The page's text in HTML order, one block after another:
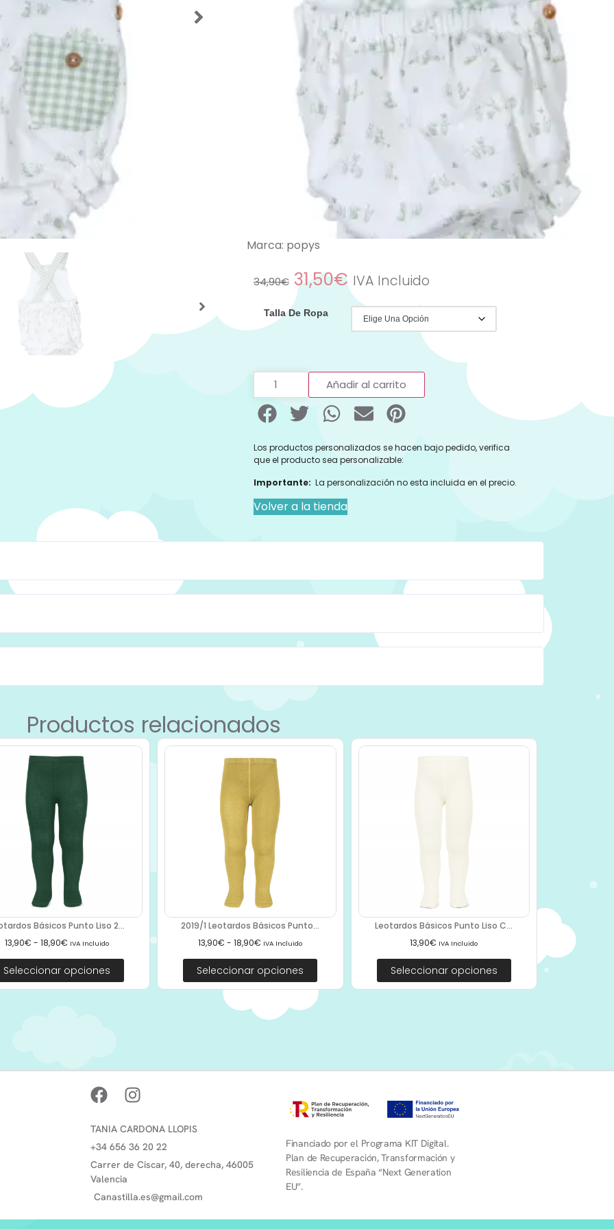
Tenemos ropita para conjuntar hermanitos de
la misma colección
Si requieres de una talla que no se encuentra
disponible puedes escribir al teléfono
0034656362022 y con mucho gusto te
atenderemos y pedimos a fábrica la talla
Categorías:
Ropa y Accesorios Ranitas Verano
Ranitas Verano,Rebajas Verano ropa
Popys , Primavera Ranita bebé,ranita
Ropa para Bebé
Marca: popys
34,90€ 31,50€ IVA Incluido
Talla De Ropa
Añadir al carrito
Los productos personalizados se hacen bajo pedido, verifica
que el producto sea personalizable:
Importante: La personalización no esta incluida en el precio.
Volver a la tienda
Productos relacionados
Básicos Punto Liso 2...
13,90€ - 18,90€ IVA Incluido
Seleccionar opciones
2019/1 Leotardos Básicos Punto...
13,90€ - 18,90€ IVA Incluido
Seleccionar opciones
Leotardos Básicos Punto Liso C...
13,90€ IVA Incluido
Seleccionar opciones
TANIA CARDONA LLOPIS
+34 656 36 20 22
Carrer de Ciscar, 40, derecha, 46005
Valencia
Canastilla.es@gmail.com
Financiado por el Programa KIT Digital.
Plan de Recuperación, Transformación y
Resiliencia de España “Next Generation
EU”.